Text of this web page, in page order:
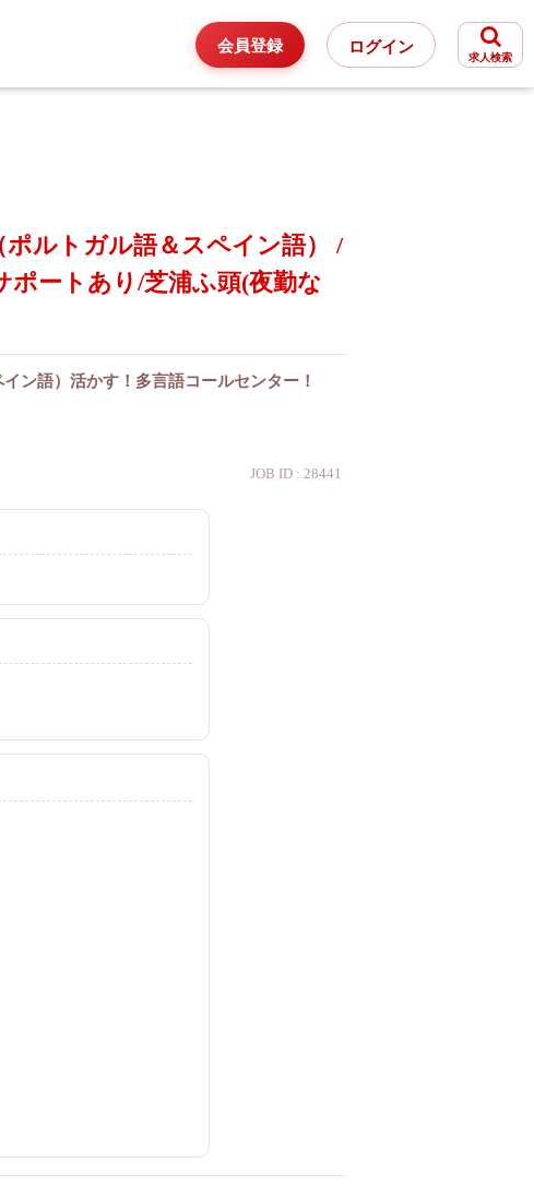
会員登録 ログイン
求人検索
ルトガル語＆スペイン語） /
ポートあり/芝浦ふ頭(夜勤な
ン語）活かす！多言語コールセンター！
JOB ID : 28441